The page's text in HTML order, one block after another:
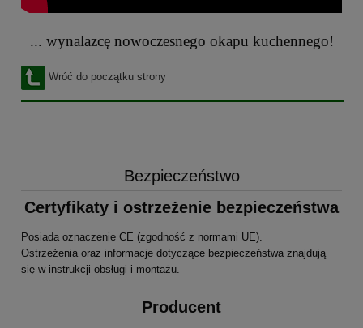
... wynalazcę nowoczesnego okapu kuchennego!
Wróć do początku strony
Bezpieczeństwo
Certyfikaty i ostrzeżenie bezpieczeństwa
Posiada oznaczenie CE (zgodność z normami UE).
Ostrzeżenia oraz informacje dotyczące bezpieczeństwa znajdują
się w instrukcji obsługi i montażu.
Producent